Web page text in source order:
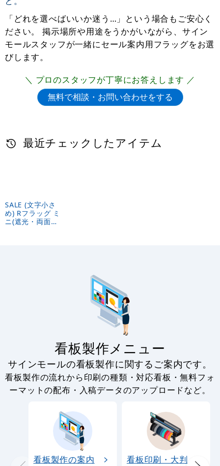
「どれを選べばいいか迷う…」という場合もご安心く
ださい。 掲示場所や用途をうかがいながら、サイン
モールスタッフが一緒にセール案内用フラッグをお選
びします。
＼ プロのスタッフが丁寧にお答えします ／
最近チェックしたアイテム
SALE (文字小さ
め) Rフラッグ ミ
ニ(遮光・両面印
看板製作メニュー
サインモールの看板製作に関するご案内です。
看板製作の流れから印刷の種類・対応看板・無料フォ
ーマットの配布・入稿データのアップロードなど。
看板製作の案内
看板印刷・大判